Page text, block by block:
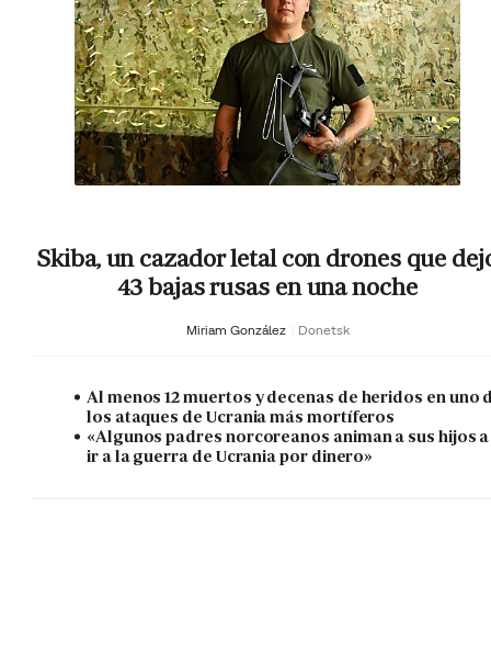
Skiba, un cazador letal con drones que
43 bajas rusas en una noche
Miriam González Donetsk
Al menos 12 muertos y decenas de heridos en uno
los ataques de Ucrania más mortíferos
«Algunos padres norcoreanos animan a sus hijos a
ir a la guerra de Ucrania por dinero»